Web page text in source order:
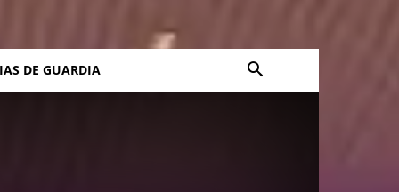
DE GUARDIA